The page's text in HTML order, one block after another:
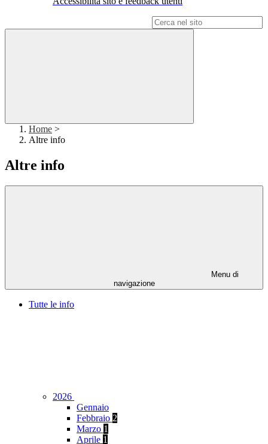
Home >
Altre info
Altre info
Menu di
navigazione
Tutte le info
2026
Gennaio
Febbraio 2
Marzo 1
Aprile 1